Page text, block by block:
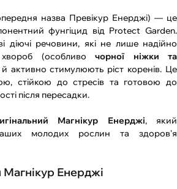
назва Превікур Енерджі) — це
фунгіцид від Protect Garden.
діючі речовини, які не лише надійно
(особливо чорної ніжки та
активно стимулюють ріст коренів. Це
стійкою до стресів та готовою до
після пересадки.
Магнікур Енерджі, який
молодих рослин та здоров'я
Магнікур Енерджі